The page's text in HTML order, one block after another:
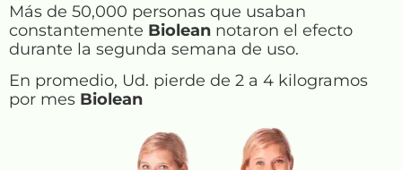
Más de 50,000 personas que usaban
constantemente Biolean notaron el efecto
durante la segunda semana de uso.
En promedio, Ud. pierde de 2 a 4 kilogramos
por mes Biolean